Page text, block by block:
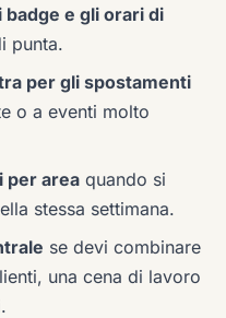
badge e gli orari di
punta.
per gli spostamenti
o a eventi molto
per area quando si
stessa settimana.
se devi combinare
una cena di lavoro